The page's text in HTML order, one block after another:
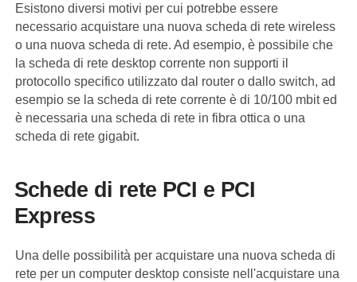
Esistono diversi motivi per cui potrebbe essere
necessario acquistare una nuova scheda di rete wireless
o una nuova scheda di rete. Ad esempio, è possibile che
la scheda di rete desktop corrente non supporti il
protocollo specifico utilizzato dal router o dallo switch, ad
esempio se la scheda di rete corrente è di 10/100 mbit ed
è necessaria una scheda di rete in fibra ottica o una
scheda di rete gigabit.
Schede di rete PCI e PCI
Express
Una delle possibilità per acquistare una nuova scheda di
rete per un computer desktop consiste nell'acquistare una